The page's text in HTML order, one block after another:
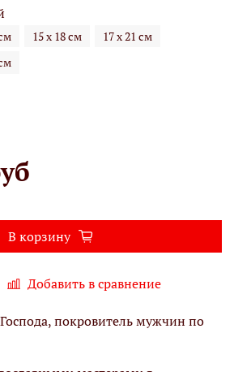
Добавить в сравнение
15 х 18 см
17 х 21 см
В корзину
покровитель мужчин по